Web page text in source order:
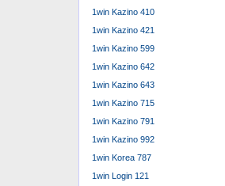
1win Kazino 410
1win Kazino 421
1win Kazino 599
1win Kazino 642
1win Kazino 643
1win Kazino 715
1win Kazino 791
1win Kazino 992
1win Korea 787
1win Login 121